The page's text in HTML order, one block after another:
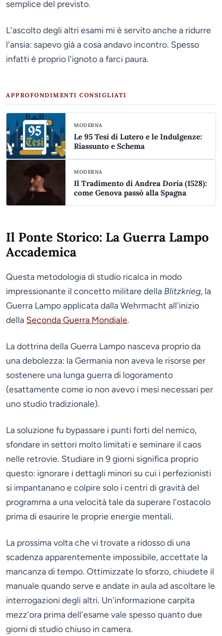
semplice del previsto.
L'ascolto degli altri esami mi è servito anche a ridurre
l'ansia: sapevo già a cosa andavo incontro. Spesso
infatti è proprio l'ignoto a farci paura.
APPROFONDIMENTI CONSIGLIATI
MODERNA
Le 95 Tesi di Lutero e le Indulgenze:
Riassunto e Schema
MODERNA
Il Tradimento di Andrea Doria (1528):
come Genova passò alla Spagna
Il Ponte Storico: La Guerra Lampo
Accademica
Questa metodologia di studio ricalca in modo
impressionante il concetto militare della Blitzkrieg, la
Guerra Lampo applicata dalla Wehrmacht all'inizio
della Seconda Guerra Mondiale.
La dottrina della Guerra Lampo nasceva proprio da
una debolezza: la Germania non aveva le risorse per
sostenere una lunga guerra di logoramento
(esattamente come io non avevo i mesi necessari per
uno studio tradizionale).
La soluzione fu bypassare i punti forti del nemico,
sfondare in settori molto limitati e seminare il caos
nelle retrovie. Studiare in 9 giorni significa proprio
questo: ignorare i dettagli minori su cui i perfezionisti
si impantanano e colpire solo i centri di gravità del
programma a una velocità tale da superare l'ostacolo
prima di esaurire le proprie energie mentali.
La prossima volta che vi trovate a ridosso di una
scadenza apparentemente impossibile, accettate la
mancanza di tempo. Ottimizzate lo sforzo, chiudete il
manuale quando serve e andate in aula ad ascoltare le
interrogazioni degli altri. Un'informazione carpita
mezz'ora prima dell'esame vale spesso quanto due
giorni di studio chiuso in camera.